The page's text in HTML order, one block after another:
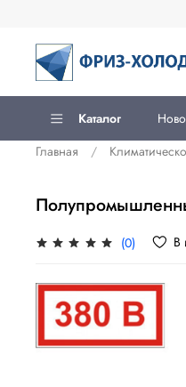
Каталог
Главная
(0) В